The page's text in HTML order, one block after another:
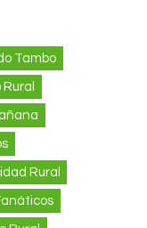
Tambo
Rural
Rural